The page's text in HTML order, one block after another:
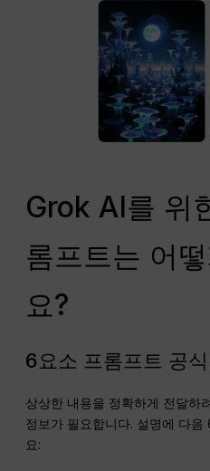
Grok AI를 위
롬프트는 어
요?
6요소 프롬프트 공식
상상한 내용을 정확하게 전달하
정보가 필요합니다. 설명에 다
요: